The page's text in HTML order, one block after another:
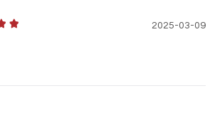
2025-03-09